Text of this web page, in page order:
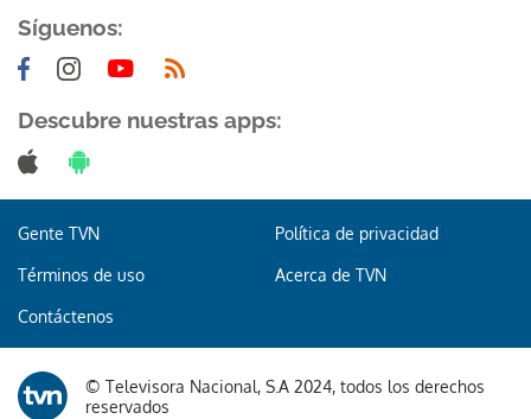
Síguenos:
Descubre nuestras apps:
Gente TVN Política de privacidad
Términos de uso Acerca de TVN
Contáctenos
© Televisora Nacional, S.A 2024, todos los derechos
reservados